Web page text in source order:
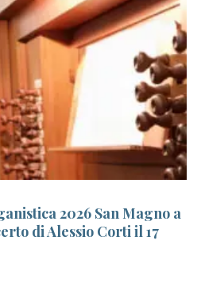
2026 San Magno a
di Alessio Corti il 17